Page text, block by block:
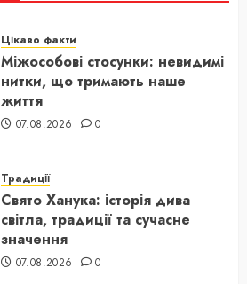
Цікаво факти
Міжособові стосунки: невидимі
нитки, що тримають наше
життя
07.08.2026 0
Традиції
Свято Ханука: історія дива
світла, традиції та сучасне
значення
07.08.2026 0